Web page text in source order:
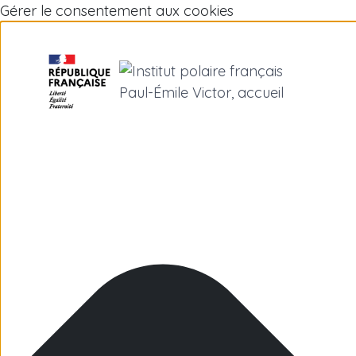
Gérer le consentement aux cookies